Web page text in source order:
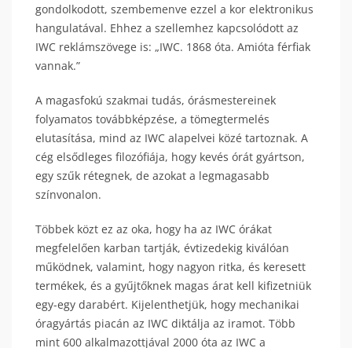
gondolkodott, szembemenve ezzel a kor elektronikus
hangulatával. Ehhez a szellemhez kapcsolódott az
IWC reklámszövege is: „IWC. 1868 óta. Amióta férfiak
vannak.”
A magasfokú szakmai tudás, órásmestereinek
folyamatos továbbképzése, a tömegtermelés
elutasítása, mind az IWC alapelvei közé tartoznak. A
cég elsődleges filozófiája, hogy kevés órát gyártson,
egy szűk rétegnek, de azokat a legmagasabb
színvonalon.
Többek közt ez az oka, hogy ha az IWC órákat
megfelelően karban tartják, évtizedekig kiválóan
működnek, valamint, hogy nagyon ritka, és keresett
termékek, és a gyűjtőknek magas árat kell kifizetniük
egy-egy darabért. Kijelenthetjük, hogy mechanikai
óragyártás piacán az IWC diktálja az iramot. Több
mint 600 alkalmazottjával 2000 óta az IWC a